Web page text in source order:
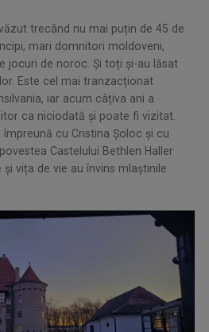
trecând nu mai puțin de 45 de
mari domnitori moldoveni,
jocuri de noroc. Și toți și-au lăsat
Este cel mai tranzacționat
iar acum câțiva ani a
ca niciodată și poate fi vizitat.
împreună cu Cristina Şoloc și cu
Castelului Bethlen Haller
vița de vie au învins mlaștinile